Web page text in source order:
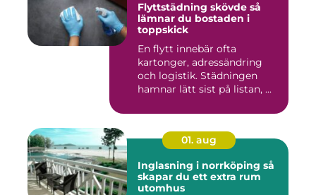
Flyttstädning skövde så
lämnar du bostaden i
toppskick
En flytt innebär ofta
kartonger, adressändring
och logistik. Städningen
hamnar lätt sist på listan, ...
01. aug
Inglasning i norrköping så
skapar du ett extra rum
utomhus